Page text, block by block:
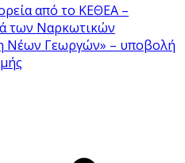
από το ΚΕΘΕΑ –
των Ναρκωτικών
Νέων Γεωργών» – υποβολή